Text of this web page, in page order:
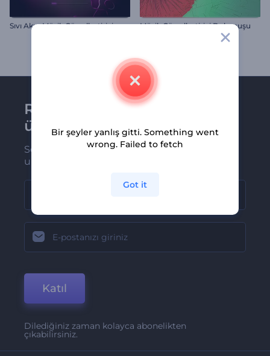
Sıvı Akışı Müzik Görselleştirici Müzik Görselleştirici Dokunuşu
Renderforest bültenine
üye olun
Son haber ve tekliflerimiz ilk olarak size
ulaşsın
Katıl
Dilediğiniz zaman kolayca abonelikten
çıkabilirsiniz.
Bir şeyler yanlış gitti. Something went
wrong. Failed to fetch
Got it